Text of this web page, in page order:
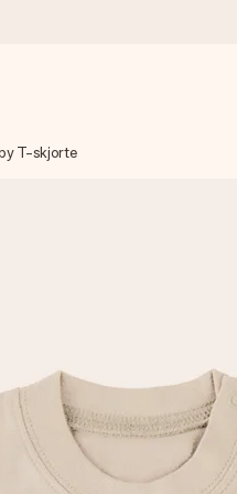
avgårde så raskt som
navn, et bilde av
T-skjorte